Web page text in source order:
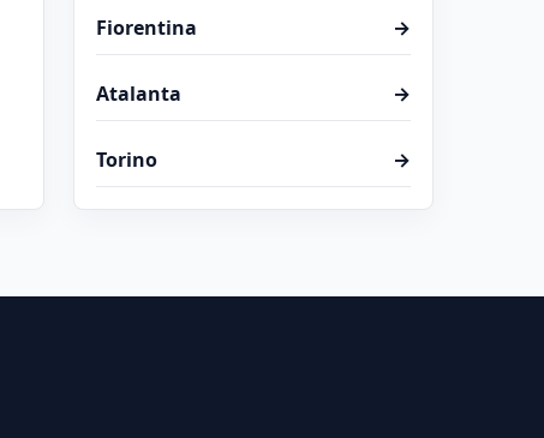
Fiorentina →
Atalanta →
Torino →